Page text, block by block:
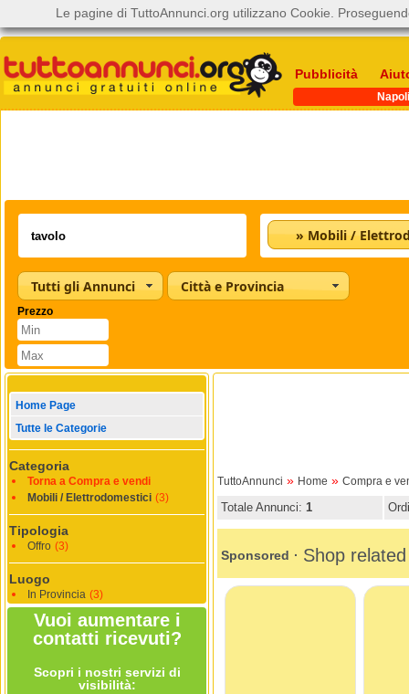
Pubblicità
Napoli
Tutti gli Annunci Città e Provincia
Prezzo
Home Page
Tutte le Categorie
Categoria
Torna a Compra e vendi
Mobili / Elettrodomestici (3)
Tipologia
Offro (3)
Luogo
In Provincia (3)
Vuoi aumentare i
contatti ricevuti?
Scopri i nostri servizi di
visibilità:
TuttoAnnunci » Home » Compra e
Totale Annunci: 1
Le pagine di TuttoAnnunci.org utilizzano Cookie.